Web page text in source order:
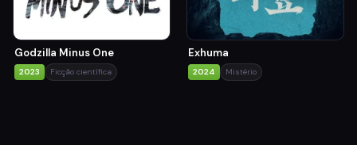
Godzilla Minus One
2023 Ficção científica
Exhuma
2024 Mistério